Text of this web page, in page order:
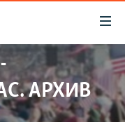
АРХИВ